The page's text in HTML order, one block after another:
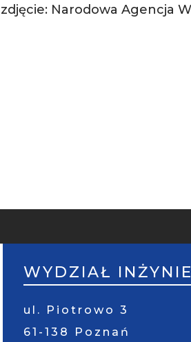
zdjęcie: Narodowa Agencja
WYDZIAŁ
ul. Piotrowo 3
61-138 Poznań
MOBILE